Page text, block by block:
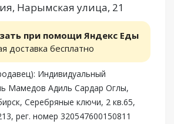
Нарымская улица, 21
при помощи Яндекс Еды
доставка бесплатно
Индивидуальный
Мамедов Адиль Сардар Оглы,
Серебряные ключи, 2 кв.65,
рег. номер 320547600150811